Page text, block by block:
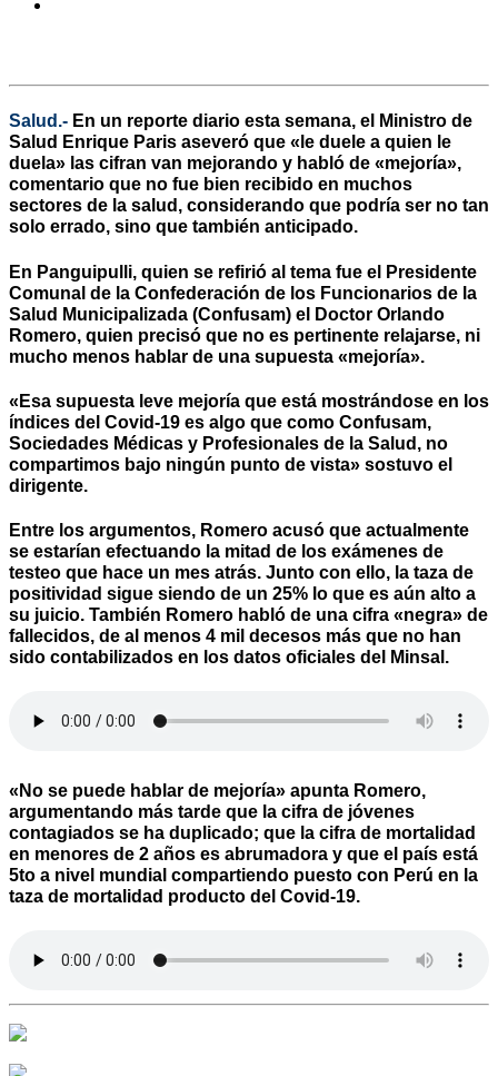
Salud.- En un reporte diario esta semana, el Ministro de
Salud Enrique Paris aseveró que «le duele a quien le
duela» las cifran van mejorando y habló de «mejoría»,
comentario que no fue bien recibido en muchos
sectores de la salud, considerando que podría ser no tan
solo errado, sino que también anticipado.
En Panguipulli, quien se refirió al tema fue el Presidente
Comunal de la Confederación de los Funcionarios de la
Salud Municipalizada (Confusam) el Doctor Orlando
Romero, quien precisó que no es pertinente relajarse, ni
mucho menos hablar de una supuesta «mejoría».
«Esa supuesta leve mejoría que está mostrándose en los
índices del Covid-19 es algo que como Confusam,
Sociedades Médicas y Profesionales de la Salud, no
compartimos bajo ningún punto de vista» sostuvo el
dirigente.
Entre los argumentos, Romero acusó que actualmente
se estarían efectuando la mitad de los exámenes de
testeo que hace un mes atrás. Junto con ello, la taza de
positividad sigue siendo de un 25% lo que es aún alto a
su juicio. También Romero habló de una cifra «negra» de
fallecidos, de al menos 4 mil decesos más que no han
sido contabilizados en los datos oficiales del Minsal.
«No se puede hablar de mejoría» apunta Romero,
argumentando más tarde que la cifra de jóvenes
contagiados se ha duplicado; que la cifra de mortalidad
en menores de 2 años es abrumadora y que el país está
5to a nivel mundial compartiendo puesto con Perú en la
taza de mortalidad producto del Covid-19.